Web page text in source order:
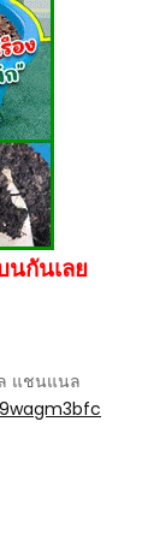
นกันเลย
แชนแนล